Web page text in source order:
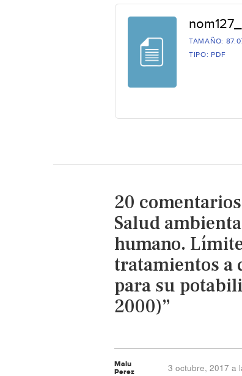
TAMAÑO:
TIPO: PDF
20
Salud
humano.
tratamientos a
para su
2000)”
Malu
Perez
3 octubre, 2017 a